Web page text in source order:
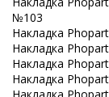
№103
Накладка
Накладка
Накладка
Накладка